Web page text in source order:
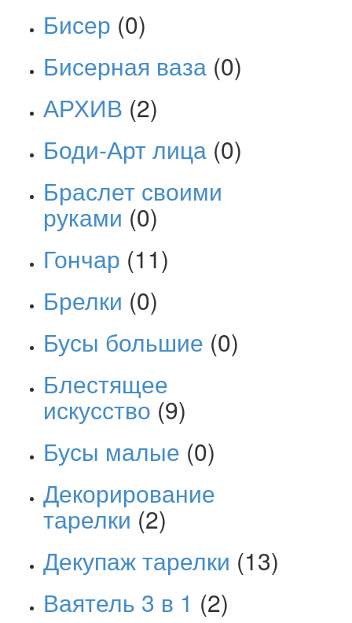
Бисер (0)
Бисерная ваза (0)
АРХИВ (2)
Боди-Арт лица (0)
Браслет своими
руками (0)
Гончар (11)
Брелки (0)
Бусы большие (0)
Блестящее
искусство (9)
Бусы малые (0)
Декорирование
тарелки (2)
Декупаж тарелки (13)
Ваятель 3 в 1 (2)